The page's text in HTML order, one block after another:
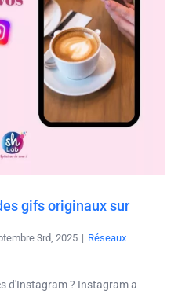
gifs originaux sur
3rd, 2025 | Réseaux
d'Instagram ? Instagram a